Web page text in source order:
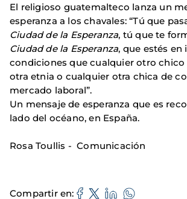
El religioso guatemalteco lanza un
esperanza a los chavales: “Tú que
Ciudad de la Esperanza, tú que te
Ciudad de la Esperanza, que estés en
condiciones que cualquier otro chico
otra etnia o cualquier otra chica de
mercado laboral”.
Un mensaje de esperanza que es
lado del océano, en España.
Rosa Toullis - Comunicación
Compartir en